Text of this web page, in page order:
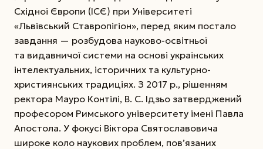
Східної Європи (ІСЄ) при Університеті
«Львівський Ставропігіон», перед яким постало
завдання — розбудова науково-освітньої
та видавничої системи на основі українських
інтелектуальних, історичних та культурно-
християнських тради­ці­ях. З 2017 р., рішенням
рек­тора Мауро Контілі, В. С. Ідзьо затверджений
про­фесо­ром Римського університету імені Павла
Апостола. У фокусі Віктора Святославовича
широке коло наукових проблем, пов’язаних